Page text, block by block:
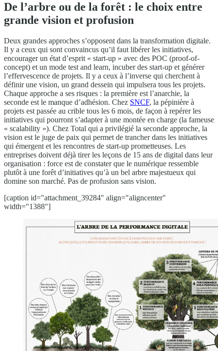
De l’arbre ou de la forêt : le choix entre
grande vision et profusion
Deux grandes approches s’opposent dans la transformation digitale.
Il y a ceux qui sont convaincus qu’il faut libérer les initiatives,
encourager un état d’esprit « start-up » avec des POC (proof-of-
concept) et un mode test and learn, incuber des start-up et générer
l’effervescence de projets. Il y a ceux à l’inverse qui cherchent à
définir une vision, un grand dessein qui impulsera tous les projets.
Chaque approche a ses risques : la première est l’anarchie, la
seconde est le manque d’adhésion. Chez SNCF, la pépinière à
projets est passée au crible tous les 6 mois, de façon à repérer les
initiatives qui pourront s’adapter à une montée en charge (la fameuse
« scalability »). Chez Total qui a privilégié la seconde approche, la
vision est le juge de paix qui permet de trancher dans les initiatives
qui émergent et les rencontres de start-up prometteuses. Les
entreprises doivent déjà tirer les leçons de 15 ans de digital dans leur
organisation : force est de constater que le numérique ressemble
plutôt à une forêt d’initiatives qu’à un bel arbre majestueux qui
domine son marché. Pas de profusion sans vision.
[caption id="attachment_39284" align="aligncenter"
width="1388"]